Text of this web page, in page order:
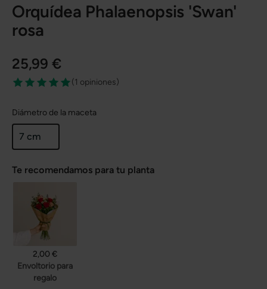
Orquídea Phalaenopsis 'Swan'
rosa
25,99 €
(1 opiniones)
Diámetro de la maceta
7 cm
Te recomendamos para tu planta
2,00 €
Envoltorio para
regalo